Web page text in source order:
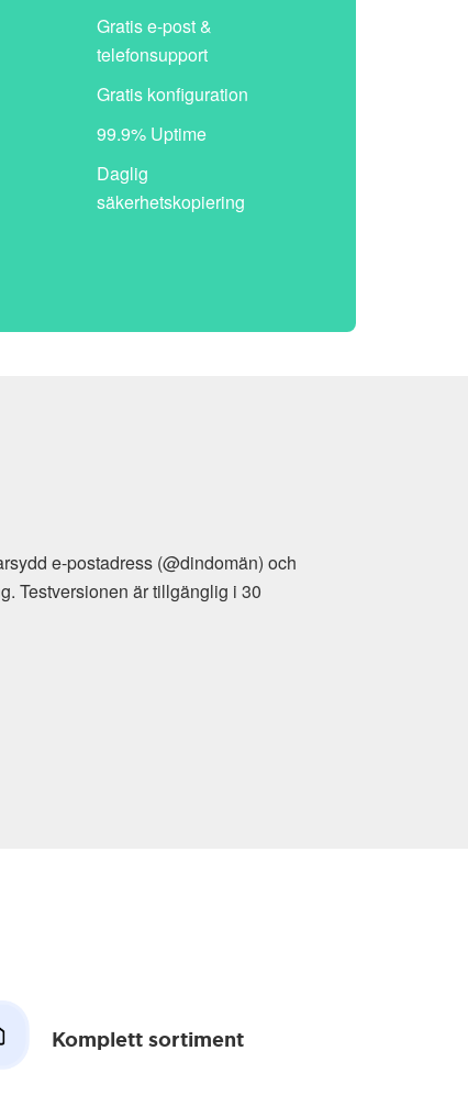
Gratis e-post &
telefonsupport
Gratis konfiguration
99.9% Uptime
Daglig
säkerhetskopiering
(@dindomän) och
är tillgänglig i 30
Komplett sortiment